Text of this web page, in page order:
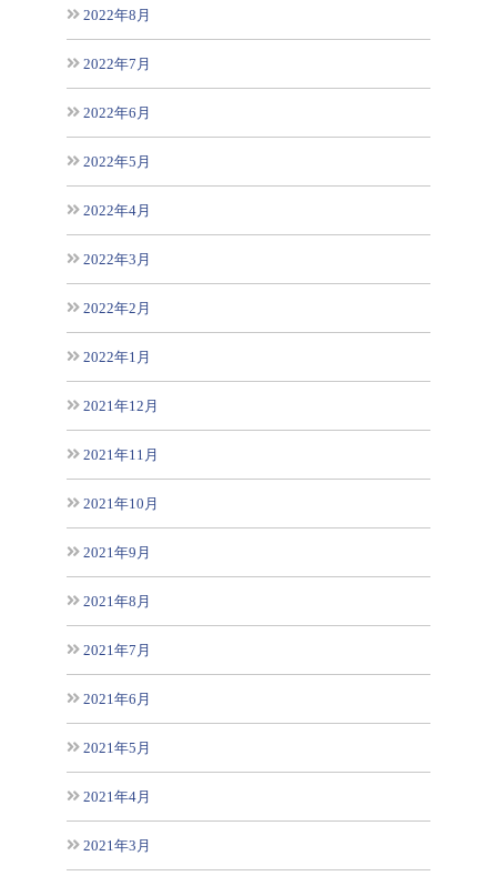
2022年8月
2022年7月
2022年6月
2022年5月
2022年4月
2022年3月
2022年2月
2022年1月
2021年12月
2021年11月
2021年10月
2021年9月
2021年8月
2021年7月
2021年6月
2021年5月
2021年4月
2021年3月